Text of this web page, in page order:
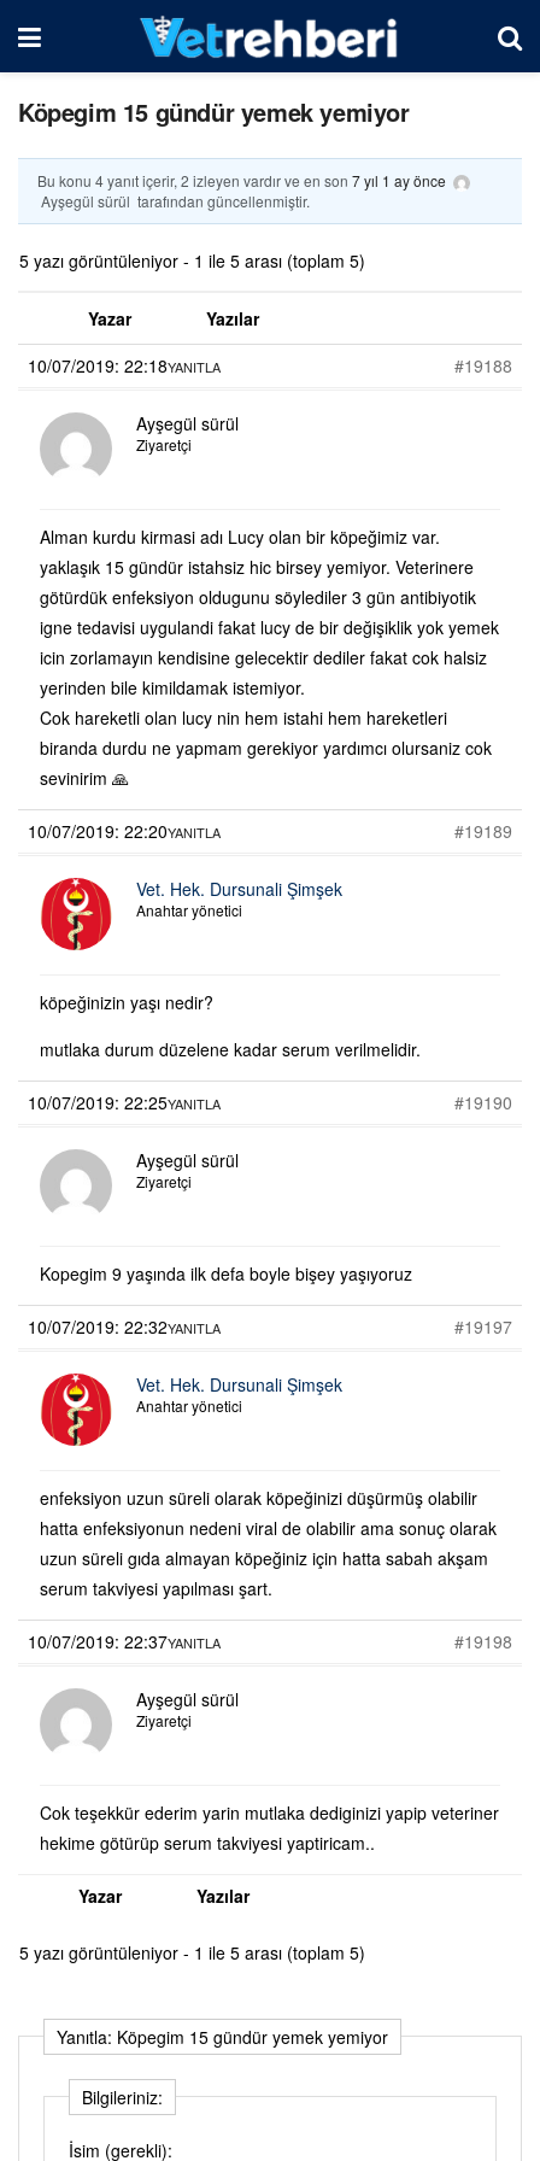
Köpegim 15 gündür yemek yemiyor
Bu konu 4 yanıt içerir, 2 izleyen vardır ve en son 7 yıl 1 ay önce
Ayşegül sürül tarafından güncellenmiştir.
5 yazı görüntüleniyor - 1 ile 5 arası (toplam 5)
Yazar
Yazılar
10/07/2019: 22:18
#19188
YANITLA
Ayşegül sürül
Ziyaretçi
Alman kurdu kirmasi adı Lucy olan bir köpeğimiz var.
yaklaşık 15 gündür istahsiz hic birsey yemiyor. Veterinere
götürdük enfeksiyon oldugunu söylediler 3 gün antibiyotik
igne tedavisi uygulandi fakat lucy de bir değişiklik yok yemek
icin zorlamayın kendisine gelecektir dediler fakat cok halsiz
yerinden bile kimildamak istemiyor.
Cok hareketli olan lucy nin hem istahi hem hareketleri
biranda durdu ne yapmam gerekiyor yardımcı olursaniz cok
sevinirim 🙏
10/07/2019: 22:20 #19189
YANITLA
Vet. Hek. Dursunali Şimşek
Anahtar yönetici
köpeğinizin yaşı nedir?
mutlaka durum düzelene kadar serum verilmelidir.
10/07/2019: 22:25 #19190
YANITLA
Ayşegül sürül
Ziyaretçi
Kopegim 9 yaşında ilk defa boyle bişey yaşıyoruz
10/07/2019: 22:32 #19197
YANITLA
Vet. Hek. Dursunali Şimşek
Anahtar yönetici
enfeksiyon uzun süreli olarak köpeğinizi düşürmüş olabilir
hatta enfeksiyonun nedeni viral de olabilir ama sonuç olarak
uzun süreli gıda almayan köpeğiniz için hatta sabah akşam
serum takviyesi yapılması şart.
10/07/2019: 22:37 #19198
YANITLA
Ayşegül sürül
Ziyaretçi
Cok teşekkür ederim yarin mutlaka dediginizi yapip veteriner
hekime götürüp serum takviyesi yaptiricam..
Yazar Yazılar
5 yazı görüntüleniyor - 1 ile 5 arası (toplam 5)
Yanıtla: Köpegim 15 gündür yemek yemiyor
Bilgileriniz:
İsim (gerekli):